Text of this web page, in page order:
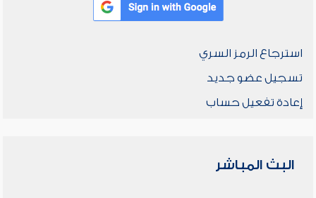
استرجاع الرمز السري
تسجيل عضو جديد
إعادة تفعيل حساب
البث المباشر